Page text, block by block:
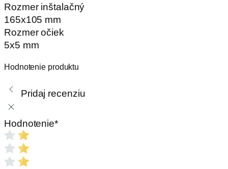
Rozmer inštalačný
165x105 mm
Rozmer očiek
5x5 mm
Hodnotenie produktu
Pridaj recenziu
Hodnotenie*